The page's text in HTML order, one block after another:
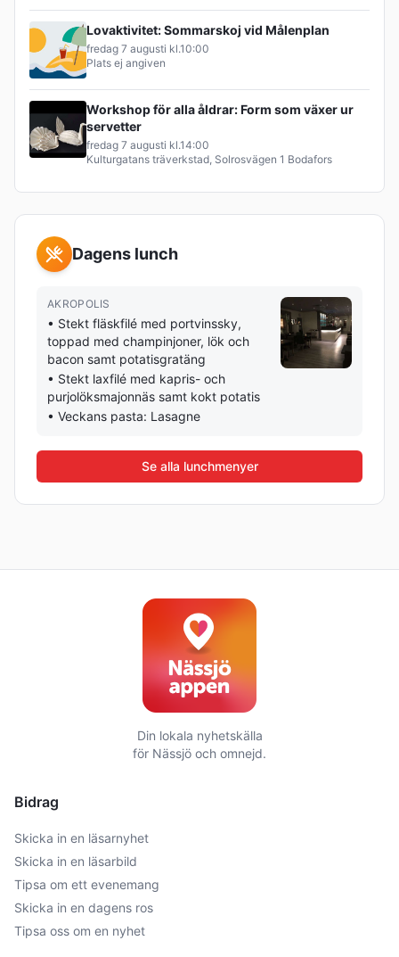
Lovaktivitet: Sommarskoj vid Målenplan
fredag 7 augusti kl.10:00
Plats ej angiven
Workshop för alla åldrar: Form som växer ur
servetter
fredag 7 augusti kl.14:00
Kulturgatans träverkstad, Solrosvägen 1 Bodafors
Dagens lunch
AKROPOLIS
• Stekt fläskfilé med portvinssky,
toppad med champinjoner, lök och
bacon samt potatisgratäng
• Stekt laxfilé med kapris- och
purjolöksmajonnäs samt kokt potatis
• Veckans pasta: Lasagne
Se alla lunchmenyer
Din lokala nyhetskälla
för Nässjö och omnejd.
Bidrag
Skicka in en läsarnyhet
Skicka in en läsarbild
Tipsa om ett evenemang
Skicka in en dagens ros
Tipsa oss om en nyhet